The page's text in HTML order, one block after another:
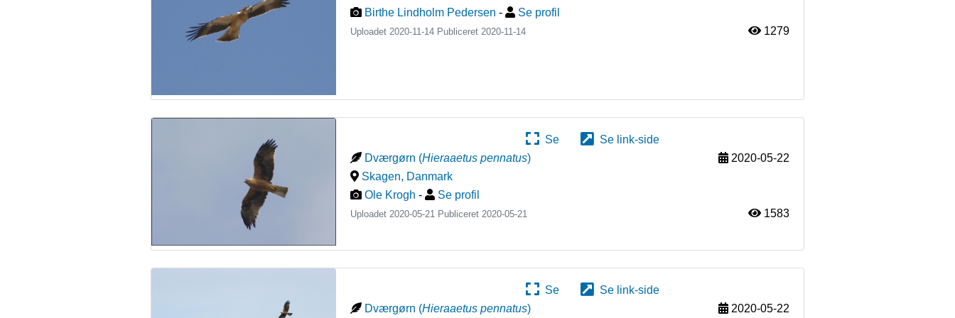
Birthe Lindholm Pedersen - Se profil
Uploadet 2020-11-14 Publiceret 2020-11-14 1279
Se
Se link-side
Dværgørn (Hieraaetus pennatus)
2020-05-22
Skagen, Danmark
Ole Krogh - Se profil
Uploadet 2020-05-21 Publiceret 2020-05-21 1583
Se
Se link-side
Dværgørn (Hieraaetus pennatus) 2020-05-22